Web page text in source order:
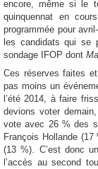
encore, même si le
quinquennat en
programmée pour
les candidats qui se
sondage IFOP dont
Ces réserves faites
pas moins un
l’été 2014, à faire
devions voter
vote avec 26 % des
François Hollande
(13 %). C’est donc
l’accès au second